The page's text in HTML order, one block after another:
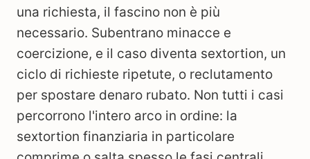
una richiesta, il fascino non è più
necessario. Subentrano minacce e
coercizione, e il caso diventa sextortion, un
ciclo di richieste ripetute, o reclutamento
per spostare denaro rubato. Non tutti i casi
percorrono l'intero arco in ordine: la
sextortion finanziaria in particolare